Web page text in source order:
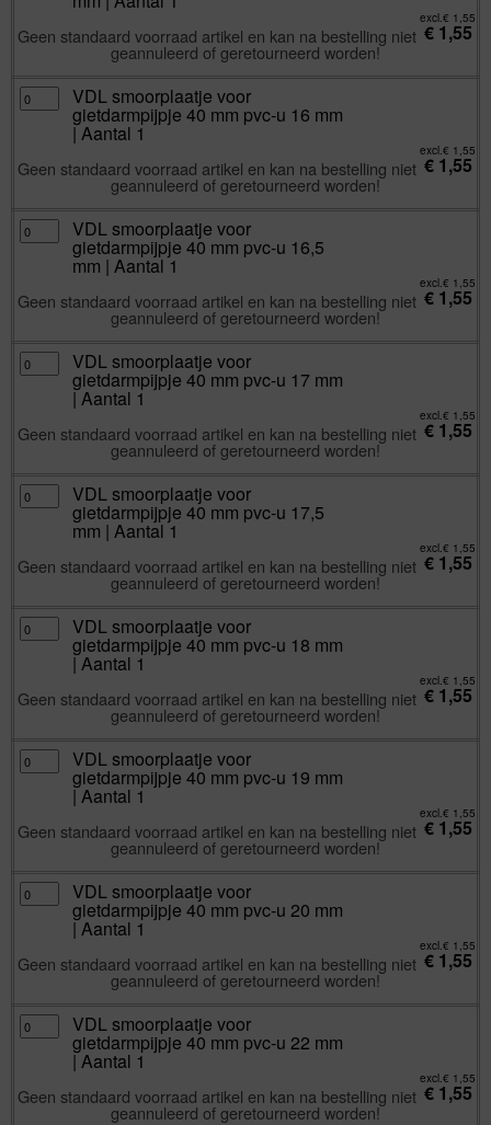
pvc-
u
Aantal
1
aantal
excl.€ 1,55
€ 1,55
Geen standaard voorraad artikel en kan na bestelling niet
geannuleerd of geretourneerd worden!
VDL
smoorplaatje
voor
gietdarmpijpje
pvc-
u
Aantal
1
aantal
VDL smoorplaatje voor
gietdarmpijpje 40 mm pvc-u 16 mm
| Aantal 1
excl.€ 1,55
€ 1,55
Geen standaard voorraad artikel en kan na bestelling niet
geannuleerd of geretourneerd worden!
VDL
smoorplaatje
voor
gietdarmpijpje
pvc-
u
Aantal
1
aantal
VDL smoorplaatje voor
gietdarmpijpje 40 mm pvc-u 16,5
mm | Aantal 1
excl.€ 1,55
€ 1,55
Geen standaard voorraad artikel en kan na bestelling niet
geannuleerd of geretourneerd worden!
VDL
smoorplaatje
voor
gietdarmpijpje
pvc-
u
Aantal
1
aantal
VDL smoorplaatje voor
gietdarmpijpje 40 mm pvc-u 17 mm
| Aantal 1
excl.€ 1,55
€ 1,55
Geen standaard voorraad artikel en kan na bestelling niet
geannuleerd of geretourneerd worden!
VDL
smoorplaatje
voor
gietdarmpijpje
pvc-
u
Aantal
1
aantal
VDL smoorplaatje voor
gietdarmpijpje 40 mm pvc-u 17,5
mm | Aantal 1
excl.€ 1,55
€ 1,55
Geen standaard voorraad artikel en kan na bestelling niet
geannuleerd of geretourneerd worden!
VDL
smoorplaatje
voor
gietdarmpijpje
pvc-
u
Aantal
1
aantal
VDL smoorplaatje voor
gietdarmpijpje 40 mm pvc-u 18 mm
| Aantal 1
excl.€ 1,55
€ 1,55
Geen standaard voorraad artikel en kan na bestelling niet
geannuleerd of geretourneerd worden!
VDL
smoorplaatje
voor
gietdarmpijpje
pvc-
u
Aantal
1
aantal
VDL smoorplaatje voor
gietdarmpijpje 40 mm pvc-u 19 mm
| Aantal 1
excl.€ 1,55
€ 1,55
Geen standaard voorraad artikel en kan na bestelling niet
geannuleerd of geretourneerd worden!
VDL
smoorplaatje
voor
gietdarmpijpje
pvc-
u
Aantal
1
aantal
VDL smoorplaatje voor
gietdarmpijpje 40 mm pvc-u 20 mm
| Aantal 1
excl.€ 1,55
€ 1,55
Geen standaard voorraad artikel en kan na bestelling niet
geannuleerd of geretourneerd worden!
VDL
smoorplaatje
voor
gietdarmpijpje
pvc-
u
VDL smoorplaatje voor
gietdarmpijpje 40 mm pvc-u 22 mm
| Aantal 1
excl.€ 1,55
€ 1,55
Geen standaard voorraad artikel en kan na bestelling niet
geannuleerd of geretourneerd worden!